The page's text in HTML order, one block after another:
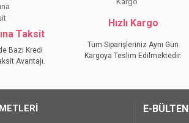
Taksit
Bazı Kredi
Avantajı.
Hızlı Kargo
Tüm Siparişleriniz Aynı Gün
Kargoya Teslim Edilmektedir.
E-BÜLTEN